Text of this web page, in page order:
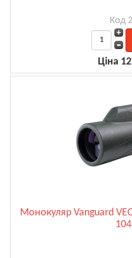
Код
Ціна
Монокуляр Vanguard